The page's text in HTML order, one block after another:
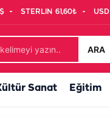
STERLIN 61,60₺ USD
ARA
Sanat Eğitim